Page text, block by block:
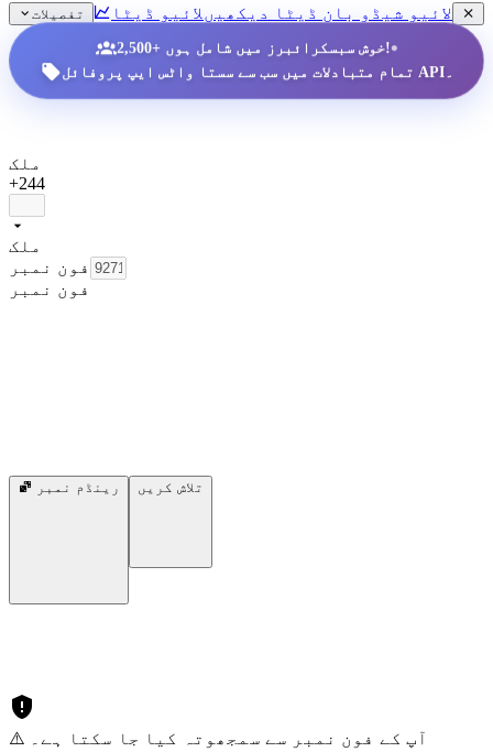
تفصیلات
لائیو شیڈو بان ڈیٹا دیکھیں لائیو ڈیٹا
2,500+ خوش سبسکرائبرز میں شامل ہوں!•
تمام متبادلات میں سب سے سستا واٹس ایپ پروفائل API۔
ملک
+244
ملک
فون نمبر
فون نمبر
رینڈم نمبر تلاش کریں
⚠️ آپ کے فون نمبر سے سمجھوتہ کیا جا سکتا ہے۔